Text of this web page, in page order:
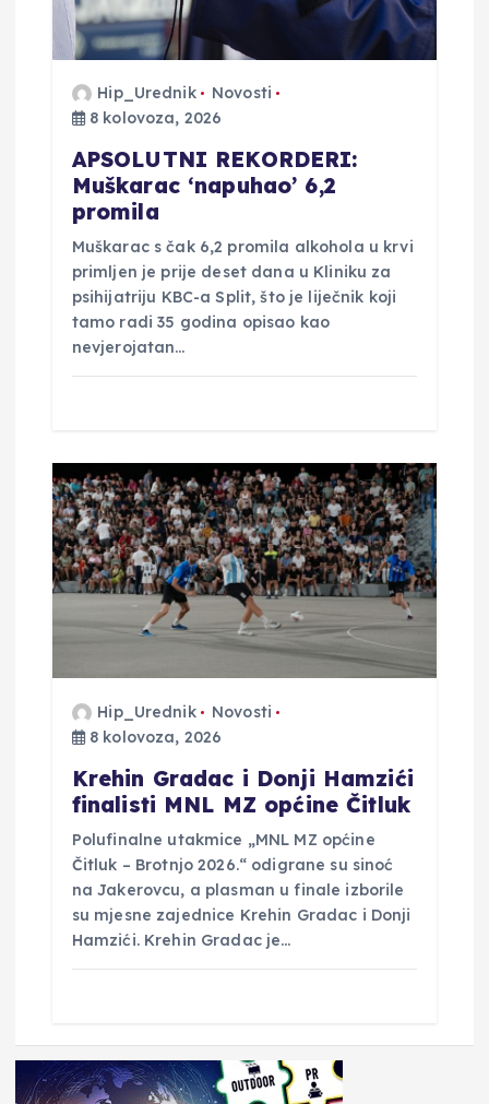
Hip_Urednik
Novosti
8 kolovoza, 2026
APSOLUTNI REKORDERI:
Muškarac ‘napuhao’ 6,2
promila
Muškarac s čak 6,2 promila alkohola u krvi
primljen je prije deset dana u Kliniku za
psihijatriju KBC-a Split, što je liječnik koji
tamo radi 35 godina opisao kao
nevjerojatan…
Hip_Urednik
Novosti
8 kolovoza, 2026
Krehin Gradac i Donji Hamzići
finalisti MNL MZ općine Čitluk
Polufinalne utakmice „MNL MZ općine
Čitluk – Brotnjo 2026.“ odigrane su sinoć
na Jakerovcu, a plasman u finale izborile
su mjesne zajednice Krehin Gradac i Donji
Hamzići. Krehin Gradac je…